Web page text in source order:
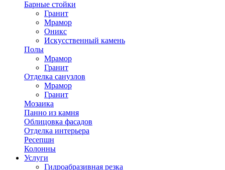
Барные стойки
Гранит
Мрамор
Оникс
Искусственный камень
Полы
Мрамор
Гранит
Отделка санузлов
Мрамор
Гранит
Мозаика
Панно из камня
Облицовка фасадов
Отделка интерьера
Ресепшн
Колонны
Услуги
Гидроабразивная резка